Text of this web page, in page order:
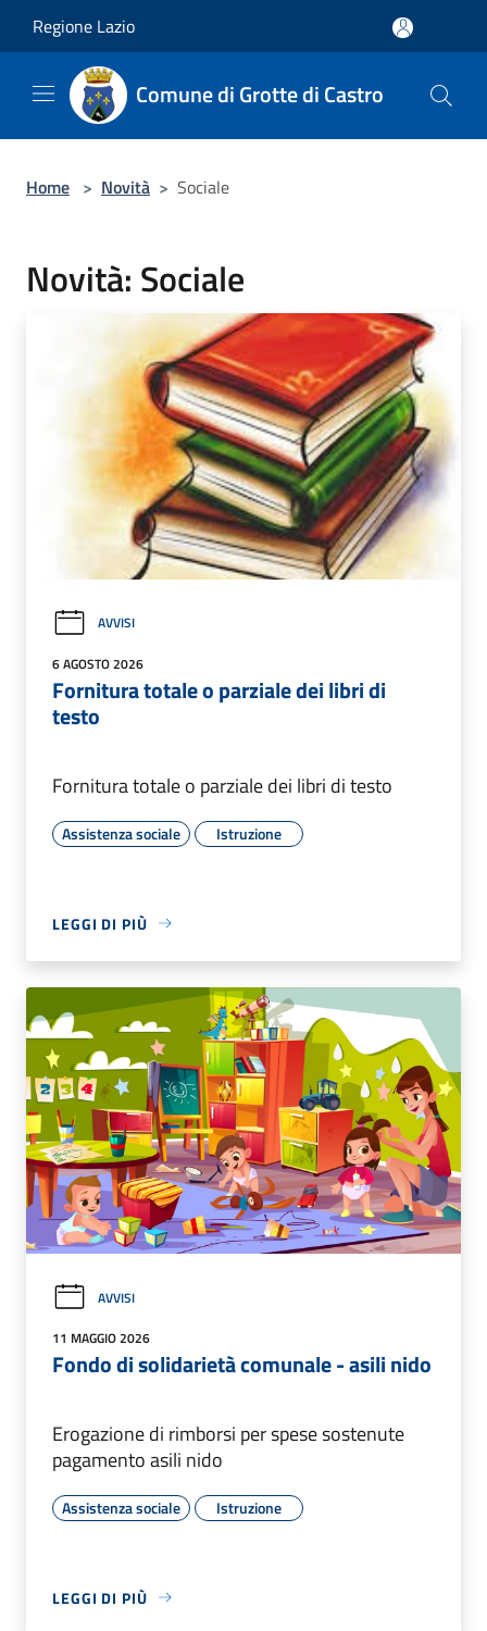
Regione Lazio
Comune di Grotte di Castro
Home > Novità > Sociale
Novità: Sociale
AVVISI
6 AGOSTO 2026
Fornitura totale o parziale dei libri di
testo
Fornitura totale o parziale dei libri di testo
Assistenza sociale Istruzione
LEGGI DI PIÙ
AVVISI
11 MAGGIO 2026
Fondo di solidarietà comunale - asili nido
Erogazione di rimborsi per spese sostenute
pagamento asili nido
Assistenza sociale Istruzione
LEGGI DI PIÙ